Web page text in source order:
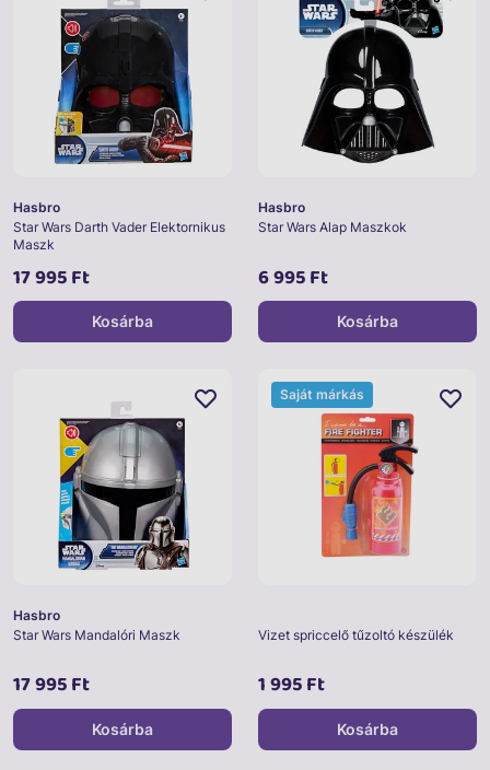
Hasbro
Star Wars Darth Vader Elektornikus
Maszk
17 995 Ft
Kosárba
Hasbro
Star Wars Alap Maszkok
6 995 Ft
Kosárba
Hasbro
Star Wars Mandalóri Maszk
17 995 Ft
Kosárba
Vizet spriccelő tűzoltó készülék
1 995 Ft
Saját márkás
Kosárba